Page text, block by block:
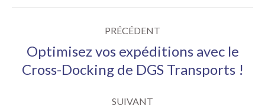
article
PRÉCÉDENT
Article
précédent
:
Optimisez vos expéditions avec le
Cross-Docking de DGS Transports !
SUIVANT